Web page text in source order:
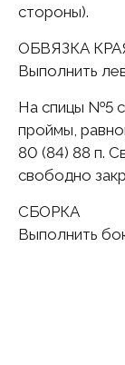
стороны).
ОБВЯЗКА
Выполнить
На спицы №5
проймы,
80 (84) 88 п.
свободно
СБОРКА
Выполнить